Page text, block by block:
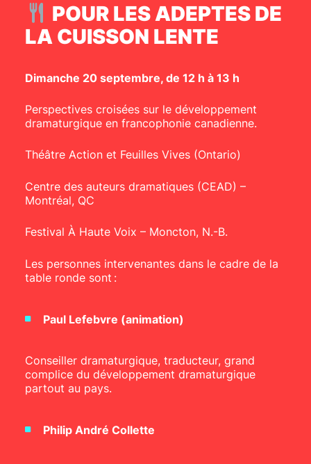
POUR LES ADEPTES DE
LA CUISSON LENTE
Dimanche 20 septembre, de 12 h à 13 h
Perspectives croisées sur le développement
dramaturgique en francophonie canadienne.
Théâtre Action et Feuilles Vives (Ontario)
Centre des auteurs dramatiques (CEAD) –
Montréal, QC
Festival À Haute Voix – Moncton, N.-B.
Les personnes intervenantes dans le cadre de la
table ronde sont :
Paul Lefebvre (animation)
Conseiller dramaturgique, traducteur, grand
complice du développement dramaturgique
partout au pays.
Philip André Collette